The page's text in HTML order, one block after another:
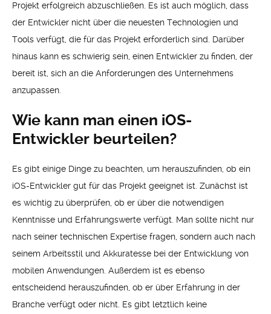
Projekt erfolgreich abzuschließen. Es ist auch möglich, dass
der Entwickler nicht über die neuesten Technologien und
Tools verfügt, die für das Projekt erforderlich sind. Darüber
hinaus kann es schwierig sein, einen Entwickler zu finden, der
bereit ist, sich an die Anforderungen des Unternehmens
anzupassen.
Wie kann man einen iOS-
Entwickler beurteilen?
Es gibt einige Dinge zu beachten, um herauszufinden, ob ein
iOS-Entwickler gut für das Projekt geeignet ist. Zunächst ist
es wichtig zu überprüfen, ob er über die notwendigen
Kenntnisse und Erfahrungswerte verfügt. Man sollte nicht nur
nach seiner technischen Expertise fragen, sondern auch nach
seinem Arbeitsstil und Akkuratesse bei der Entwicklung von
mobilen Anwendungen. Außerdem ist es ebenso
entscheidend herauszufinden, ob er über Erfahrung in der
Branche verfügt oder nicht. Es gibt letztlich keine